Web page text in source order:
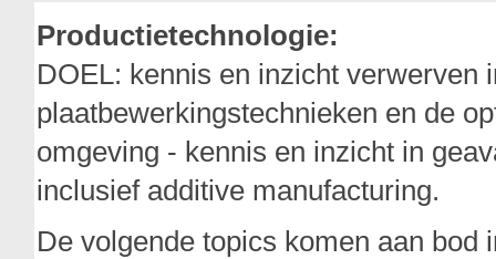
Productietechnologie:
DOEL: kennis en inzicht verwerven
plaatbewerkingstechnieken en de
omgeving - kennis en inzicht in
inclusief additive manufacturing.
De volgende topics komen aan bod